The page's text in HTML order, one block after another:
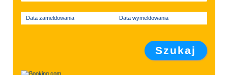
Data zameldowania Data wymeldowania